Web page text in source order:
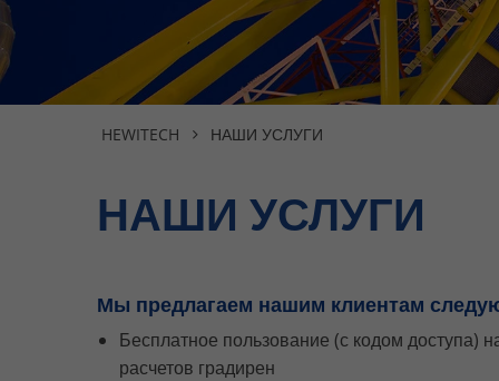
HEWITECH НАШИ УСЛУГИ
НАШИ УСЛУГИ
Мы предлагаем нашим клиентам
Бесплатное пользование (с кодом доступа)
расчетов градирен